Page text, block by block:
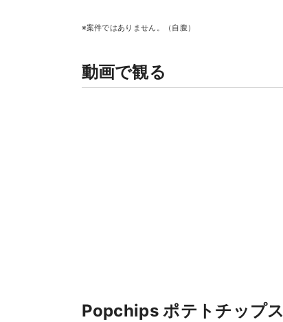
※案件ではありません。（自腹）
動画で観る
Popchips ポテトチップス